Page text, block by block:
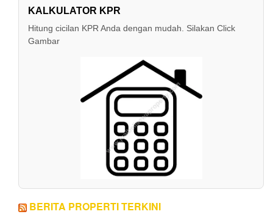
KALKULATOR KPR
Hitung cicilan KPR Anda dengan mudah. Silakan Click
Gambar
BERITA PROPERTI TERKINI